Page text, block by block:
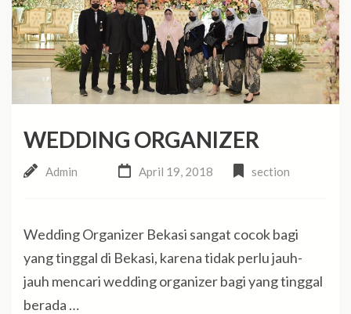
WEDDING ORGANIZER
Admin April 19, 2018 section
Wedding Organizer Bekasi sangat cocok bagi
yang tinggal di Bekasi, karena tidak perlu jauh-
jauh mencari wedding organizer bagi yang tinggal
berada …